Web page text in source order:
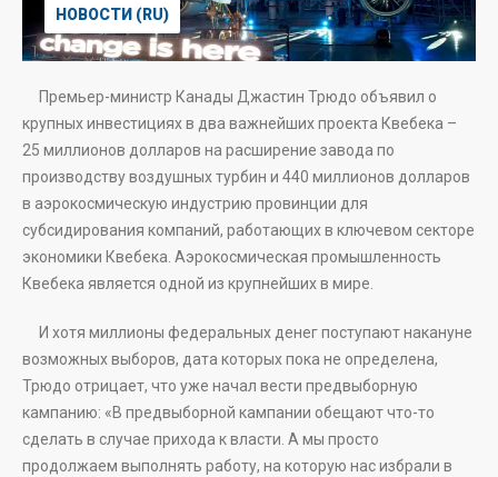
НОВОСТИ (RU)
Премьер-министр Канады Джастин Трюдо объявил о
крупных инвестициях в два важнейших проекта Квебека –
25 миллионов долларов на расширение завода по
производству воздушных турбин и 440 миллионов долларов
в аэрокосмическую индустрию провинции для
субсидирования компаний, работающих в ключевом секторе
экономики Квебека. Аэрокосмическая промышленность
Квебека является одной из крупнейших в мире.
И хотя миллионы федеральных денег поступают накануне
возможных выборов, дата которых пока не определена,
Трюдо отрицает, что уже начал вести предвыборную
кампанию: «В предвыборной кампании обещают что-то
сделать в случае прихода к власти. А мы просто
продолжаем выполнять работу, на которую нас избрали в